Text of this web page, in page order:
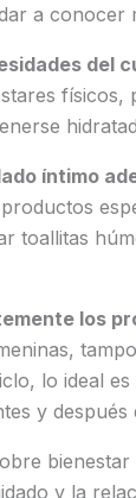
a conocer
del
íntimo
toallitas
los
lo ideal
y
y la